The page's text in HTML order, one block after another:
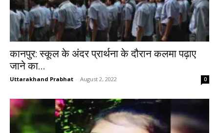
कानपुर: स्कूल के अंदर प्रार्थना के दौरान कलमा पढ़ाए
जाने का...
Uttarakhand Prabhat - August 2, 2022 0